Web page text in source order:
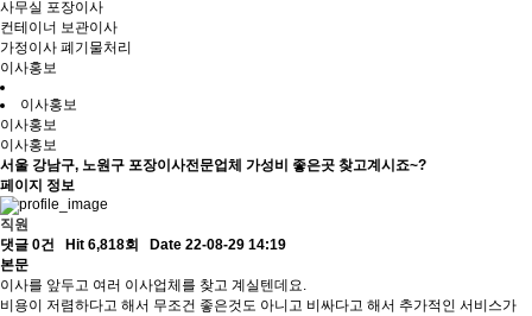
사무실 포장이사
컨테이너 보관이사
가정이사 폐기물처리
이사홍보
이사홍보
이사홍보
이사홍보
서울 강남구, 노원구 포장이사전문업체 가성비 좋은곳 찾고계시죠~?
페이지 정보
직원
댓글 0건
Hit 6,818회
Date 22-08-29 14:19
본문
이사를 앞두고 여러 이사업체를 찾고 계실텐데요.
비용이 저렴하다고 해서 무조건 좋은것도 아니고 비싸다고 해서 추가적인 서비스가